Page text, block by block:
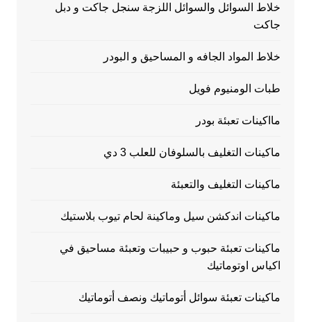
خلاط السوائل والسوائل اللزجة سنجل جاكت و دبل
جاكت
خلاط المواد الجافه و المساحيق و البودر
طبات الومنيوم فويل
مااكينات تعبئة بودر
ماكينات التغليف بالسلوفان للعلب 3 دي
ماكينات التغليف والتعبئة
ماكينات اندكشن سيل وماكينة لحام تيوب بلاستيك
ماكينات تعبئة حبوب و حبيبات وتعبئة مساحيق في
اكياس اوتوماتيك
ماكينات تعبئة سوائل أتوماتيك ونصف أتوماتيك